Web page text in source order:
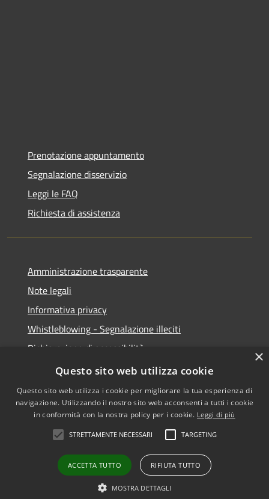
Prenotazione appuntamento
Segnalazione disservizio
Leggi le FAQ
Richiesta di assistenza
Amministrazione trasparente
Note legali
Informativa privacy
Whistleblowing - Segnalazione illeciti
Dichiarazione di accessibilità
Obiettivi di acessibilità
Accessibilità
Copyright © 2026 • Comune di
Voghera • Powered by
Municipium•
redazione
×
Questo sito web utilizza cookie
Questo sito web utilizza i cookie per migliorare la tua esperienza di
navigazione. Utilizzando il nostro sito web acconsenti a tutti i cookie
in conformità con la nostra policy per i cookie. Leggi di più
STRETTAMENTE NECESSARI TARGETING
ACCETTA TUTTO RIFIUTA TUTTO
MOSTRA DETTAGLI